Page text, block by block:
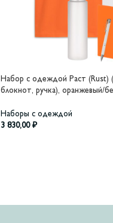
Набор с одеждой Раст (Rust)
блокнот, ручка), оранжевый/
Наборы с одеждой
3 830,00 ₽